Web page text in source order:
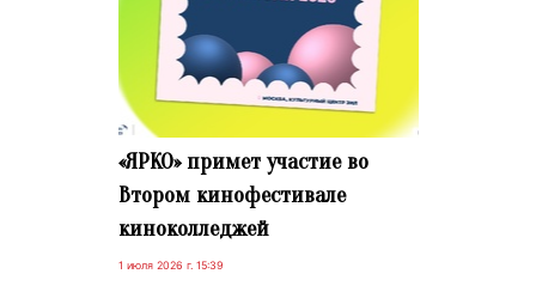
«ЯРКО» примет участие во
Втором кинофестивале
киноколледжей
1 июля 2026 г. 15:39